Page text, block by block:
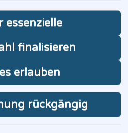
und
Über
spezielle
helfen,
essenzielle
finalisieren
erlauben
rückgängig